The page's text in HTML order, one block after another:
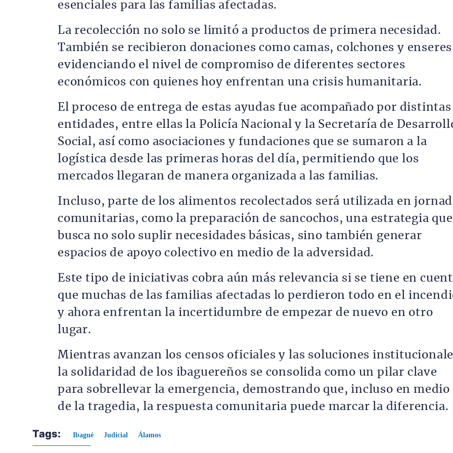
esenciales para las familias afectadas.
La recolección no solo se limitó a productos de primera necesidad.
También se recibieron donaciones como camas, colchones y
evidenciando el nivel de compromiso de diferentes sectores
económicos con quienes hoy enfrentan una crisis humanitaria.
El proceso de entrega de estas ayudas fue acompañado por distintas
entidades, entre ellas la Policía Nacional y la Secretaría de
Social, así como asociaciones y fundaciones que se sumaron a la
logística desde las primeras horas del día, permitiendo que los
mercados llegaran de manera organizada a las familias.
Incluso, parte de los alimentos recolectados será utilizada en
comunitarias, como la preparación de sancochos, una estrategia que
busca no solo suplir necesidades básicas, sino también generar
espacios de apoyo colectivo en medio de la adversidad.
Este tipo de iniciativas cobra aún más relevancia si se tiene en
que muchas de las familias afectadas lo perdieron todo en el
y ahora enfrentan la incertidumbre de empezar de nuevo en otro
lugar.
Mientras avanzan los censos oficiales y las soluciones
la solidaridad de los ibaguereños se consolida como un pilar clave
para sobrellevar la emergencia, demostrando que, incluso en medio
de la tragedia, la respuesta comunitaria puede marcar la diferencia.
Tags: Ibagué Judicial Álamos